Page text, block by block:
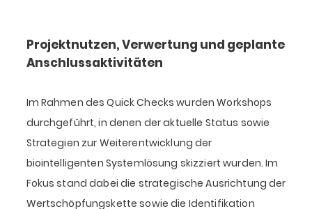
Projektnutzen, Verwertung und geplante
Anschlussaktivitäten
Im Rahmen des Quick Checks wurden Workshops
durchgeführt, in denen der aktuelle Status sowie
Strategien zur Weiterentwicklung der
biointelligenten Systemlösung skizziert wurden. Im
Fokus stand dabei die strategische Ausrichtung der
Wertschöpfungskette sowie die Identifikation